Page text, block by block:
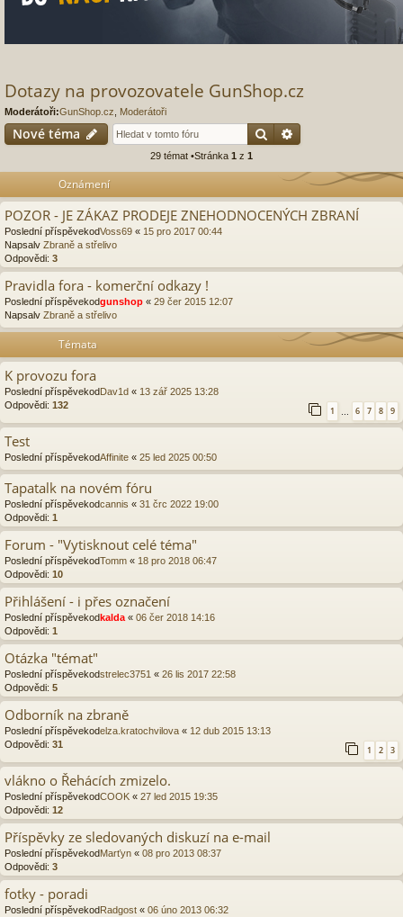
Dotazy na provozovatele GunShop.cz
Moderátoři:GunShop.cz Moderátoři
Nové téma Hledat
29 témat •Stránka 1 z 1
Oznámení
POZOR - JE ZÁKAZ PRODEJE ZNEHODNOCENÝCH ZBRANÍ
Poslední příspěvekodVoss69 « 15 pro 2017 00:44
Napsalv Zbraně a střelivo
Odpovědi: 3
Pravidla fora - komerční odkazy !
Poslední příspěvekodgunshop « 29 čer 2015 12:07
Napsalv Zbraně a střelivo
Témata
K provozu fora
Poslední příspěvekodDav1d « 13 zář 2025 13:28
Odpovědi: 132
1 … 6 7 8 9
Test
Poslední příspěvekodAffinite « 25 led 2025 00:50
Tapatalk na novém fóru
Poslední příspěvekodcannis « 31 črc 2022 19:00
Odpovědi: 1
Forum - "Vytisknout celé téma"
Poslední příspěvekodTomm « 18 pro 2018 06:47
Odpovědi: 10
Přihlášení - i přes označení
Poslední příspěvekodkalda « 06 čer 2018 14:16
Odpovědi: 1
Otázka "témat"
Poslední příspěvekodstrelec3751 « 26 lis 2017 22:58
Odpovědi: 5
Odborník na zbraně
Poslední příspěvekodelza.kratochvilova « 12 dub 2015 13:13
Odpovědi: 31
1 2 3
vlákno o Řehácích zmizelo.
Poslední příspěvekodCOOK « 27 led 2015 19:35
Odpovědi: 12
Příspěvky ze sledovaných diskuzí na e-mail
Poslední příspěvekodMarťyn « 08 pro 2013 08:37
Odpovědi: 3
fotky - poradi
Poslední příspěvekod Radgost « 06 úno 2013 06:32